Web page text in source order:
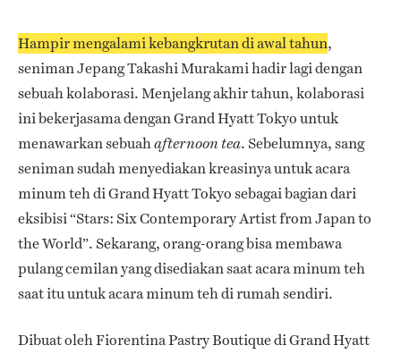
Hampir mengalami kebangkrutan di awal tahun,
seniman Jepang Takashi Murakami hadir lagi dengan
sebuah kolaborasi. Menjelang akhir tahun, kolaborasi
ini bekerjasama dengan Grand Hyatt Tokyo untuk
menawarkan sebuahafternoon tea. Sebelumnya, sang
seniman sudah menyediakan kreasinya untuk acara
minum teh di Grand Hyatt Tokyo sebagai bagian dari
eksibisi “Stars: Six Contemporary Artist from Japan to
the World”. Sekarang, orang-orang bisa membawa
pulang cemilan yang disediakan saat acara minum teh
saat itu untuk acara minum teh di rumah sendiri.
Dibuat oleh Fiorentina Pastry Boutique di Grand Hyatt